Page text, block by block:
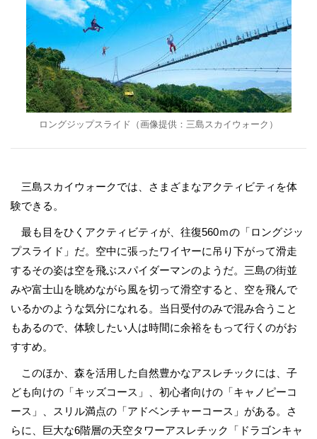
ロングジップスライド（画像提供：三島スカイウォーク）
三島スカイウォークでは、さまざまなアクティビティを体
験できる。
最も目をひくアクティビティが、往復560ｍの「ロングジッ
プスライド」だ。空中に張ったワイヤーに吊り下がって滑走
するその姿は空を飛ぶスパイダーマンのようだ。三島の街並
みや富士山を眺めながら風を切って滑空すると、空を飛んで
いるかのような気分になれる。当日受付のみで混み合うこと
もあるので、体験したい人は時間に余裕をもって行くのがお
すすめ。
このほか、森を活用した自然豊かなアスレチックには、子
ども向けの「キッズコース」、初心者向けの「キャノピーコ
ース」、スリル満点の「アドベンチャーコース」がある。さ
らに、巨大な6階層の天空タワーアスレチック「ドラゴンキャ